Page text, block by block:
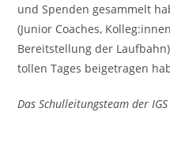
und Spenden gesammelt
(Junior Coaches,
Bereitstellung der
tollen Tages beigetragen
Das Schulleitungsteam der